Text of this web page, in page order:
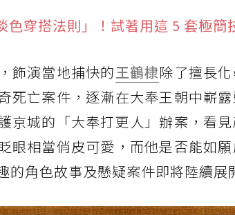
色穿搭法則」！試著用這 5 套極
飾演當地捕快的王鶴棣除了擅長
死亡案件，逐漸在大奉王朝中嶄
京城的「大奉打更人」辦案，看
眼相當俏皮可愛，而他是否能如
的角色故事及懸疑案件即將陸續展